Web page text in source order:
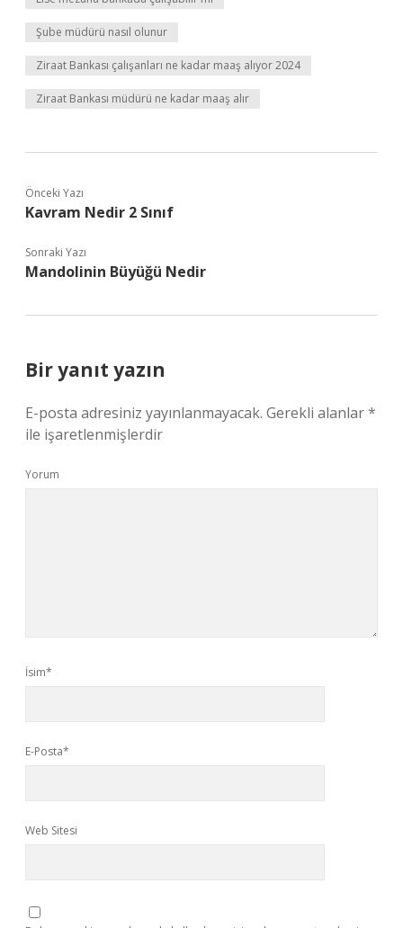
Şube müdürü nasıl olunur
Ziraat Bankası çalışanları ne kadar maaş alıyor 2024
Ziraat Bankası müdürü ne kadar maaş alır
Önceki Yazı
Kavram Nedir 2 Sınıf
Sonraki Yazı
Mandolinin Büyüğü Nedir
Bir yanıt yazın
E-posta adresiniz yayınlanmayacak. Gerekli alanlar*
ile işaretlenmişlerdir
Yorum
İsim*
E-Posta*
Web Sitesi